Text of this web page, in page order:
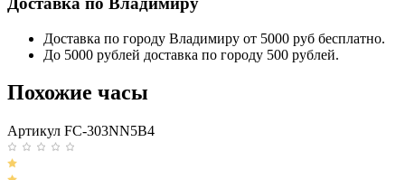
Доставка по городу Владимиру от 5000 руб бесплатно.
До 5000 рублей доставка по городу 500 рублей.
Похожие часы
Артикул FC-303NN5B4